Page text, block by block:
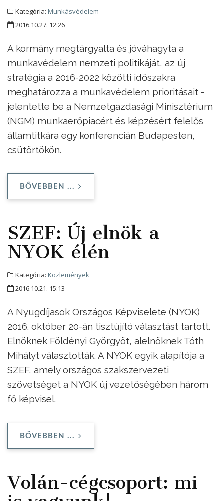
Kategória: Munkásvédelem
2016.10.27. 12:26
A kormány megtárgyalta és jóváhagyta a
munkavédelem nemzeti politikáját, az új
stratégia a 2016-2022 közötti időszakra
meghatározza a munkavédelem prioritásait -
jelentette be a Nemzetgazdasági Minisztérium
(NGM) munkaerőpiacért és képzésért felelős
államtitkára egy konferencián Budapesten,
csütörtökön.
BŐVEBBEN ...
SZEF: Új elnök a
NYOK élén
Kategória: Közlemények
2016.10.21. 15:13
A Nyugdíjasok Országos Képviselete (NYOK)
2016. október 20-án tisztújító választást tartott.
Elnöknek Földényi Györgyöt, alelnöknek Tóth
Mihályt választották. A NYOK egyik alapítója a
SZEF, amely országos szakszervezeti
szövetséget a NYOK új vezetőségében három
fő képvisel.
BŐVEBBEN ...
Volán-cégcsoport: mi